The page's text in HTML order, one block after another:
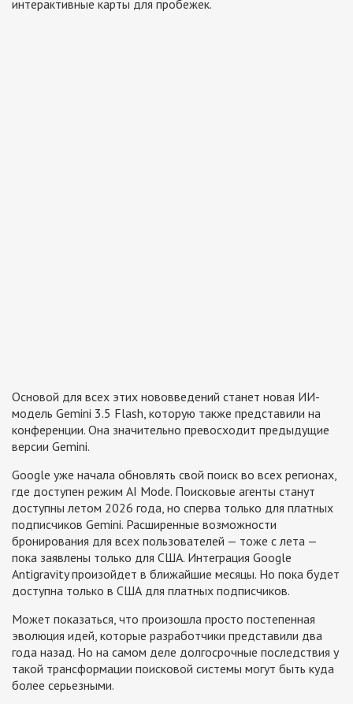
интерактивные карты для пробежек.
Основой для всех этих нововведений станет новая ИИ-
модель Gemini 3.5 Flash, которую также представили на
конференции. Она значительно превосходит предыдущие
версии Gemini.
Google уже начала обновлять свой поиск во всех регионах,
где доступен режим AI Mode. Поисковые агенты станут
доступны летом 2026 года, но сперва только для платных
подписчиков Gemini. Расширенные возможности
бронирования для всех пользователей — тоже с лета —
пока заявлены только для США. Интеграция Google
Antigravity произойдет в ближайшие месяцы. Но пока будет
доступна только в США для платных подписчиков.
Может показаться, что произошла просто постепенная
эволюция идей, которые разработчики представили два
года назад. Но на самом деле долгосрочные последствия у
такой трансформации поисковой системы могут быть куда
более серьезными.